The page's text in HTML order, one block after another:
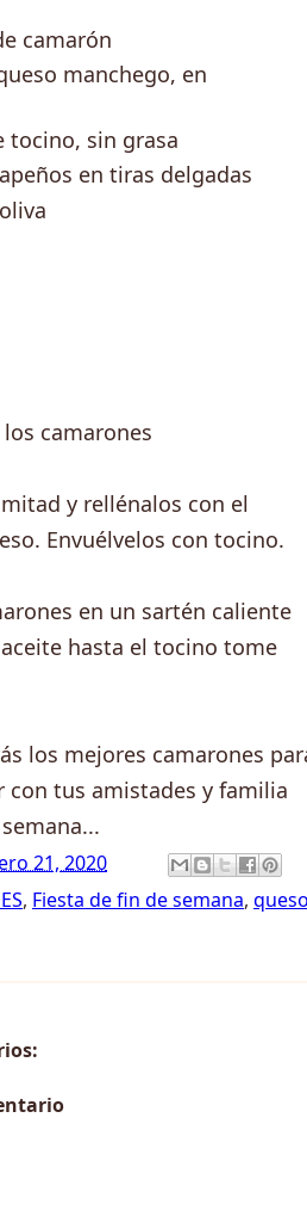
camarón
manchego, en
tocino, sin grasa
en tiras delgadas
camarones
y rellénalos con el
Envuélvelos con tocino.
en un sartén caliente
hasta el tocino tome
los mejores camarones
con tus amistades y familia
21, 2020
, Fiesta de fin de semana,